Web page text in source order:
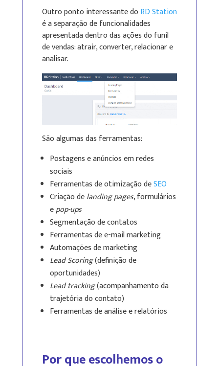
Outro ponto interessante do RD Station
é a separação de funcionalidades
apresentada dentro das ações do funil
de vendas: atrair, converter, relacionar e
analisar.
São algumas das ferramentas:
Postagens e anúncios em redes
sociais
Ferramentas de otimização deSEO
Criação delanding pages, formulários
epop-ups
Segmentação de contatos
Ferramentas de e-mail marketing
Automações de marketing
Lead Scoring(definição de
oportunidades)
Lead tracking(acompanhamento da
trajetória do contato)
Ferramentas de análise e relatórios
Por que escolhemos o